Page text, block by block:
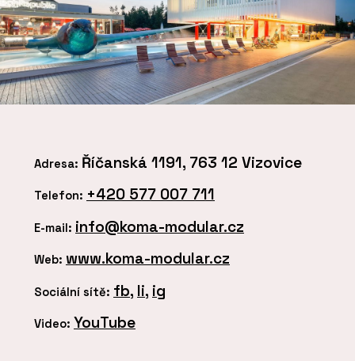
Adresa: Říčanská 1191, 763 12 Vizovice
Telefon: +420 577 007 711
E-mail: info@koma-modular.cz
Web: www.koma-modular.cz
Sociální sítě: fb, li, ig
Video: YouTube